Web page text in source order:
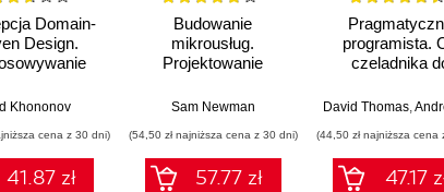
Domain-
Design.
strategii
Khononov
cena z 30 dni)
41.87 zł
Budowanie
mikrousług.
Projektowanie
systemów. Wydanie
Sam Newman
(54,50 zł najniższa cena z 30 dni)
57.77 zł
programista.
czeladnika
David Thomas,Andrew
(44,50 zł najniższa cena
47.17